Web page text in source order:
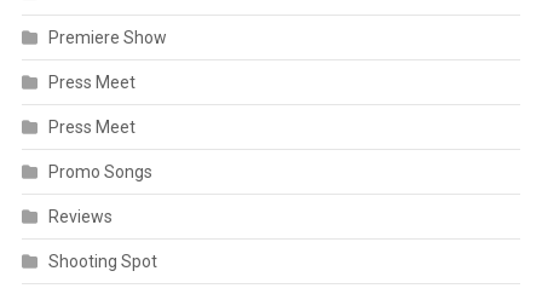
Premiere Show
Press Meet
Press Meet
Promo Songs
Reviews
Shooting Spot